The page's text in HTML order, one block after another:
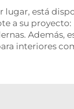
lugar, está
a su
Además,
interiores